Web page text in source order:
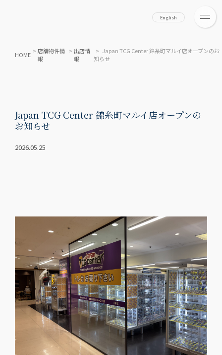
English
HOME >店舗物件情
報
> 出店情
報
> Japan TCG Center 錦糸町マルイ店オープンのお
知らせ
Japan TCG Center 錦糸町マルイ店オープンの
お知らせ
2026.05.25